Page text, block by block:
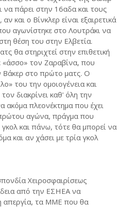
πάρει στην 16αδα και τους
και ο Βίνκλερ είναι εξαιρετικά
αγωνίστηκε στο Λουτράκι να
θέση του στην Ελβετία.
θα στηριχτεί στην επιθετική
τον Ζαραβίνα, που
στο πρώτο ματς. Ο
του την ομοιογένεια και
διακρίνει καθ' όλη την
ακόμα πλεονέκτημα που έχει
αγώνα, πράγμα που
γκολ και πάνω, τότε θα μπορεί να
και αν χάσει με τρία γκολ
Χειροσφαιρίσεως
από την ΕΣΗΕΑ να
απεργία, τα ΜΜΕ που θα